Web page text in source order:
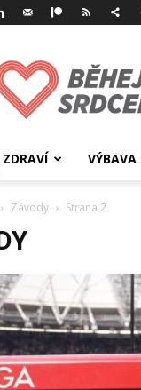
srdcem
ZDRAVÍ VÝBAVA
Závody Strana 2